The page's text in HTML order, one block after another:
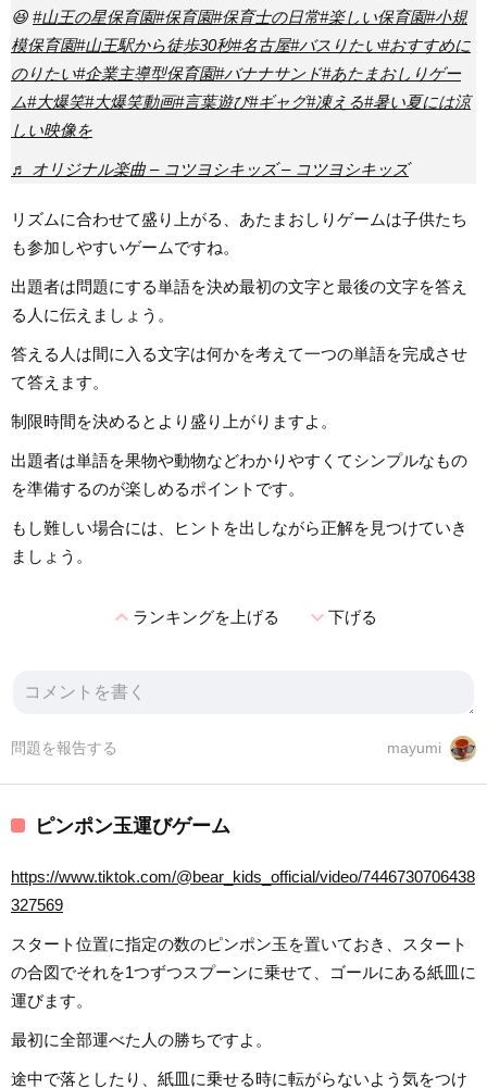
😆 #山王の星保育園#保育園#保育士の日常#楽しい保育園#小規
模保育園#山王駅から徒歩30秒#名古屋#バスりたい#おすすめに
のりたい#企業主導型保育園#バナナサンド#あたまおしりゲー
ム#大爆笑#大爆笑動画#言葉遊び#ギャグ#凍える#暑い夏には涼
しい映像を
♬ オリジナル楽曲 – コツヨシキッズ – コツヨシキッズ
リズムに合わせて盛り上がる、あたまおしりゲームは子供たち
も参加しやすいゲームですね。
出題者は問題にする単語を決め最初の文字と最後の文字を答え
る人に伝えましょう。
答える人は間に入る文字は何かを考えて一つの単語を完成させ
て答えます。
制限時間を決めるとより盛り上がりますよ。
出題者は単語を果物や動物などわかりやすくてシンプルなもの
を準備するのが楽しめるポイントです。
もし難しい場合には、ヒントを出しながら正解を見つけていき
ましょう。
expand_lessランキングを上げる expand_more下げる
mayumi
問題を報告する
ピンポン玉運びゲーム
https://www.tiktok.com/@bear_kids_official/video/7446730706438
327569
スタート位置に指定の数のピンポン玉を置いておき、スタート
の合図でそれを1つずつスプーンに乗せて、ゴールにある紙皿に
運びます。
最初に全部運べた人の勝ちですよ。
途中で落としたり、紙皿に乗せる時に転がらないよう気をつけ